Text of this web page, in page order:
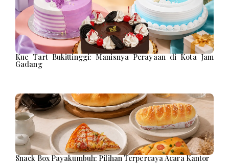
Kue Tart Bukittinggi: Manisnya Perayaan di Kota Jam
Gadang
Snack Box Payakumbuh: Pilihan Terpercaya Acara Kantor